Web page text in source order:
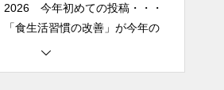
テーマです。